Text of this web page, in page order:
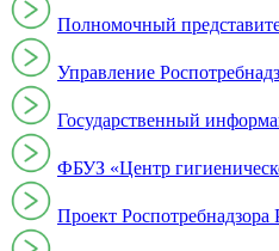
Полномочный
Управление
Государственный
ФБУЗ «Центр
Проект